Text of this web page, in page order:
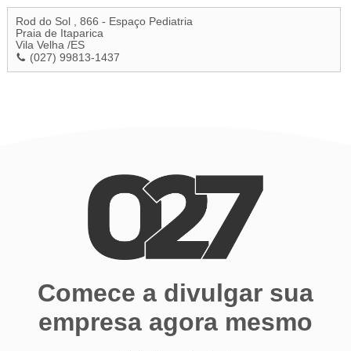
Rod do Sol , 866 - Espaço Pediatria
Praia de Itaparica
Vila Velha /ES
(027) 99813-1437
Comece a divulgar sua
empresa agora mesmo